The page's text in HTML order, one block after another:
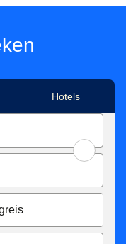
Hotels